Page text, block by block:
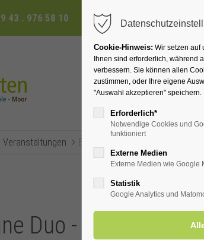
43 . 976 58 10
Ihr Heilbad
Veranstaltungen Eventsreader (Timeline)
Duo - Ohrwürmer
Cookie-Hinweis: Wir setzen auf
Ihnen sind erforderlich, während
verbessern. Sie können allen
zustimmen, oder Ihre eigene
"Auswahl akzeptieren" speichern.
Erforderlich*
Notwendige Cookies und
funktioniert
Externe Medien
Externe Medien wie Google
Statistik
Google Analytics und